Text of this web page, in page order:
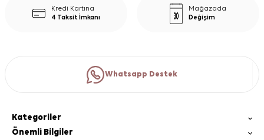
Kredi Kartına
4 Taksit İmkanı
Mağazada
Değişim
Whatsapp Destek
Kategoriler
Önemli Bilgiler